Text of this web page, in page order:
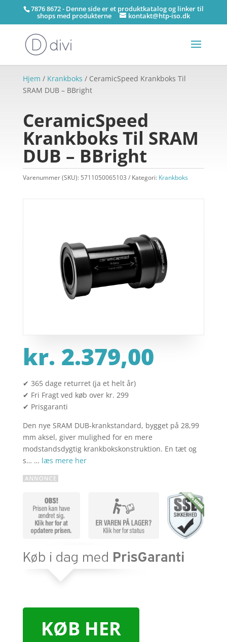
7876 8672 - Denne side er et produktkatalog og linker til
shops med produkterne kontakt@htp-iso.dk
Hjem / Krankboks / CeramicSpeed Krankboks Til
SRAM DUB – BBright
CeramicSpeed
Krankboks Til SRAM
DUB – BBright
Varenummer (SKU): 5711050065103 Kategori: Krankboks
kr. 2.379,00
✔ 365 dage returret (ja et helt år)
✔ Fri Fragt ved køb over kr. 299
✔ Prisgaranti
Den nye SRAM DUB-krankstandard, bygget på 28,99
mm aksel, giver mulighed for en mere
modstandsdygtig krankbokskonstruktion. En tæt og
s… … læs mere her
KØB HER